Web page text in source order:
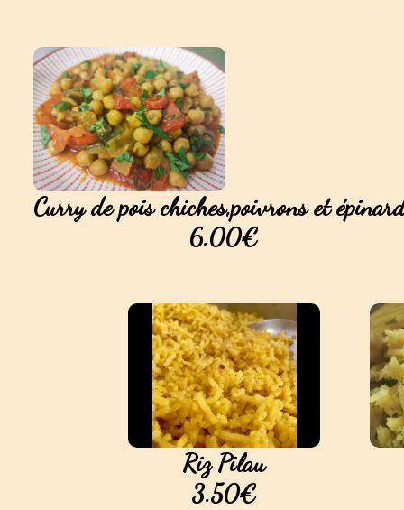
Curry de pois chiches,poivrons et
6.00€
Riz Pilau
3.50€